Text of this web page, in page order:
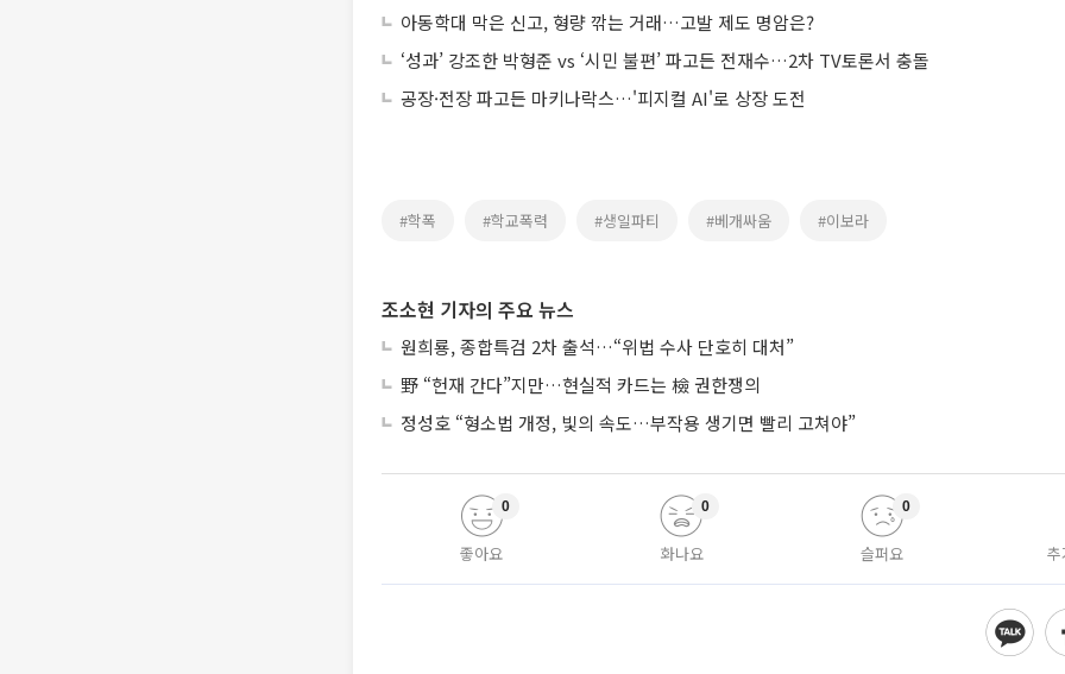
아동학대 막은 신고, 형량 깎는 거래…고발 제도 명암은?
‘성과’ 강조한 박형준 vs ‘시민 불편’ 파고든 전재수…2차 TV토론서 충돌
공장·전장 파고든 마키나락스…'피지컬 AI'로 상장 도전
#학폭 #학교폭력 #생일파티 #베개싸움 #이보라
조소현 기자의 주요 뉴스
원희룡, 종합특검 2차 출석…“위법 수사 단호히 대처”
野 “헌재 간다”지만…현실적 카드는 檢 권한쟁의
정성호 “형소법 개정, 빛의 속도…부작용 생기면 빨리 고쳐야”
좋아요
0
화나요
0
슬퍼요
0